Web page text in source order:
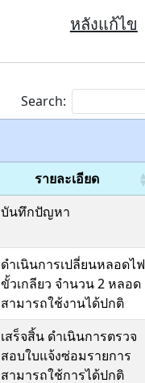
หลังแก้ไข
Search:
รายละเอียด
บันทึกปัญหา
ดำเนินการเปลี่ยนหลอดไฟ
ขั้วเกลียว จำนวน 2 หลอด
สามารถใช้งานได้ปกติ
เสร็จสิ้น ดำเนินการตรวจ
สอบใบแจ้งซ่อมรายการ
สามารถใช้การได้ปกติ